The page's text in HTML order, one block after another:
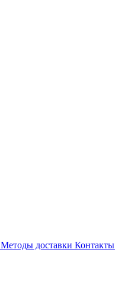
Методы доставки Контакты